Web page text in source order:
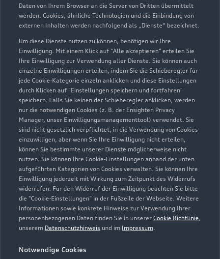
Daten von Ihrem Browser an die Server von Dritten übermittelt
werden. Cookies, ähnliche Technologien und die Einbindung von
externen Inhalten werden nachfolgend als „Dienste“ bezeichnet.
Um diese Dienste nutzen zu können, benötigen wir Ihre
Einwilligung. Mit einem Klick auf "Alle akzeptieren" erteilen Sie
Ihre Einwilligung zur Verwendung aller Dienste. Sie können auch
einzelne Einwilligungen erteilen, indem Sie die Schieberegler für
jede Cookie-Kategorie einzeln anklicken und diese Einstellungen
durch Klicken auf "Einstellungen speichern und fortfahren"
speichern. Falls Sie keinen der Schieberegler anklicken, werden
nur die notwendigen Cookies (z. B. der Ensighten Privacy
Manager, unser Einwilligungsmanagementtool) verwendet. Sie
sind nicht gesetzlich verpflichtet, in die Verwendung von Cookies
einzuwilligen, aber wenn Sie Ihre Einwilligung nicht erteilen,
können Sie bestimmte unserer Dienste möglicherweise nicht
nutzen. Sie können Ihre Cookie-Einstellungen anhand der unten
aufgeführten Kategorien von Cookies verwalten. Sie können Ihre
Einwilligung jederzeit mit Wirkung zum Zeitpunkt des Widerrufs
widerrufen. Für den Widerruf der Einwilligung beachten Sie bitte
die "Cookie-Einstellungen" in der Fußzeile der Webseite. Weitere
Informationen sowie konkrete Hinweise zur Verwendung Ihrer
personenbezogenen Daten finden Sie in unserer Cookie Richtlinie,
unserem Datenschutzhinweis und im Impressum.
Notwendige Cookies
Regionalfaktoren, Sonderausstattungen und der individuelle
Zustand Ihres Fahrzeugs können hier nicht vollends
berücksichtigt werden. Aus diesen Gründen kann die
endgültige Bewertung erst nach einer Prüfung des Fahrzeugs
durch den Audi Partner bzw. einen Kfz-Sachverständigen
erfolgen.
Ein Angebot der Audi Leasing, Zweigniederlassung der
Volkswagen Leasing GmbH, Gifhorner Str. 57, 38112
Braunschweig, für Privatkunden und gewerbliche
Einzelabnehmer.
Diese Leistung umfasst den Anspruch auf eine begrenzte
Übernahme der Kosten bis zu 35 Euro für Ersatzmobilität (z.B.
Mietwagen). Der Partner entscheidet über die Art der
Ersatzmobilität. Die Ersatzmobilität gilt nur in
Zusammenhang mit Leistungen, die durch die Dienstleistung
abgedeckt werden. Sie wird für einen Tag je Wartung oder
Inspektion gewährt.
Dieses Angebot ergänzt die in den Fahrzeugen enthaltene Audi
Dienstleistung Inspektion und Verschleiß der Audi Leasing,